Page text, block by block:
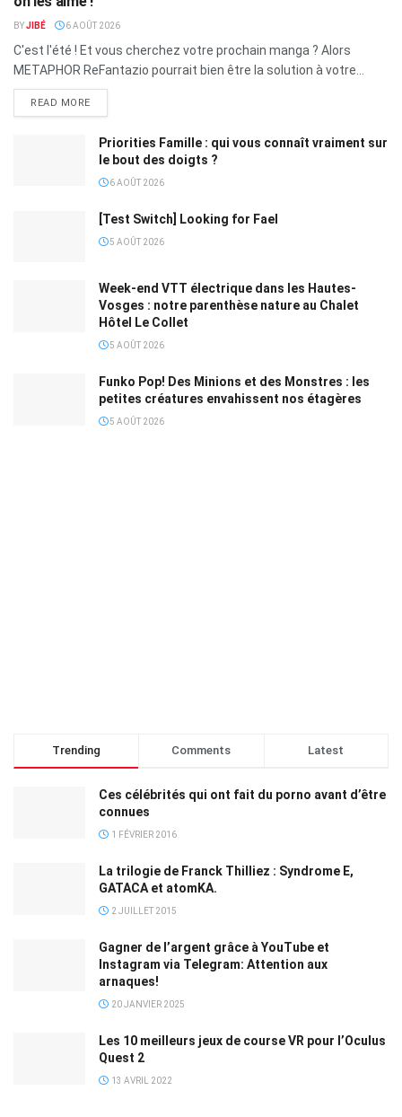
BYJIBÉ 6 AOÛT 2026
C'est l'été ! Et vous cherchez votre prochain manga ? Alors
METAPHOR ReFantazio pourrait bien être la solution à votre...
READ MORE
Priorities Famille : qui vous connaît vraiment sur
le bout des doigts ?
6 AOÛT 2026
[Test Switch] Looking for Fael
5 AOÛT 2026
Week-end VTT électrique dans les Hautes-
Vosges : notre parenthèse nature au Chalet
Hôtel Le Collet
5 AOÛT 2026
Funko Pop! Des Minions et des Monstres : les
petites créatures envahissent nos étagères
5 AOÛT 2026
Trending Comments Latest
Ces célébrités qui ont fait du porno avant d’être
connues
1 FÉVRIER 2016
La trilogie de Franck Thilliez : Syndrome E,
GATACA et atomKA.
2 JUILLET 2015
Gagner de l’argent grâce à YouTube et
Instagram via Telegram: Attention aux
arnaques!
20 JANVIER 2025
Les 10 meilleurs jeux de course VR pour l’Oculus
Quest 2
13 AVRIL 2022